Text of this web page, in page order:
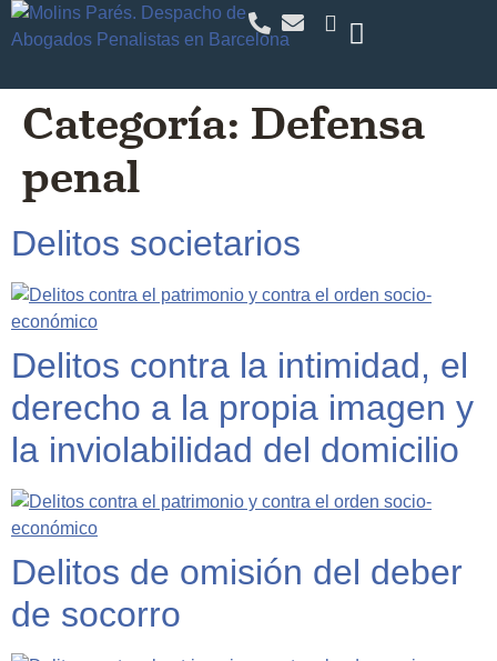
Categoría: Defensa
penal
Delitos societarios
Delitos contra la intimidad, el
derecho a la propia imagen y
la inviolabilidad del domicilio
Delitos de omisión del deber
de socorro